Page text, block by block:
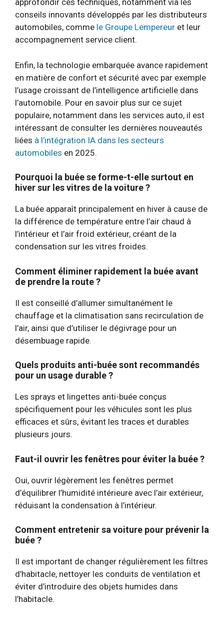
approfondir ces techniques, notamment via les
conseils innovants développés par les distributeurs
automobiles, comme le Groupe Lempereur et leur
accompagnement service client.
Enfin, la technologie embarquée avance rapidement
en matière de confort et sécurité avec par exemple
l’usage croissant de l’intelligence artificielle dans
l’automobile. Pour en savoir plus sur ce sujet
populaire, notamment dans les services auto, il est
intéressant de consulter les dernières nouveautés
liées à l’intégration IA dans les secteurs
automobiles en 2025.
Pourquoi la buée se forme-t-elle surtout en
hiver sur les vitres de la voiture ?
La buée apparaît principalement en hiver à cause de
la différence de température entre l’air chaud à
l’intérieur et l’air froid extérieur, créant de la
condensation sur les vitres froides.
Comment éliminer rapidement la buée avant
de prendre la route ?
Il est conseillé d’allumer simultanément le
chauffage et la climatisation sans recirculation de
l’air, ainsi que d’utiliser le dégivrage pour un
désembuage rapide.
Quels produits anti-buée sont recommandés
pour un usage durable ?
Les sprays et lingettes anti-buée conçus
spécifiquement pour les véhicules sont les plus
efficaces et sûrs, évitant les traces et durables
plusieurs jours.
Faut-il ouvrir les fenêtres pour éviter la buée ?
Oui, ouvrir légèrement les fenêtres permet
d’équilibrer l’humidité intérieure avec l’air extérieur,
réduisant la condensation à l’intérieur.
Comment entretenir sa voiture pour prévenir la
buée ?
Il est important de changer régulièrement les filtres
d’habitacle, nettoyer les conduits de ventilation et
éviter d’introduire des objets humides dans
l’habitacle.